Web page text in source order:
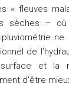
« fleuves
sèches – où
ne
de
et la
d’être